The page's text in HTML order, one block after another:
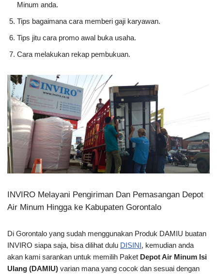
Minum anda.
Tips bagaimana cara memberi gaji karyawan.
Tips jitu cara promo awal buka usaha.
Cara melakukan rekap pembukuan.
INVIRO Melayani Pengiriman Dan Pemasangan Depot
Air Minum Hingga ke Kabupaten Gorontalo
Di Gorontalo yang sudah menggunakan Produk DAMIU buatan
INVIRO siapa saja, bisa dilihat dulu DISINI, kemudian anda
akan kami sarankan untuk memilih Paket Depot Air Minum Isi
Ulang (DAMIU) varian mana yang cocok dan sesuai dengan